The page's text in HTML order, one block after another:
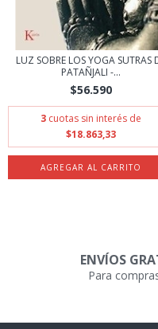
LUZ SOBRE LOS YOGA SUTRAS
PATAÑJALI -...
$56.590
3 cuotas sin interés de
$18.863,33
ENVÍOS
Para